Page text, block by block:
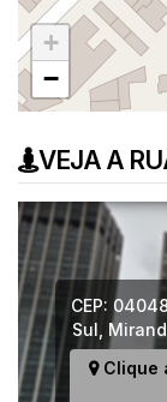
+
−
VEJA A
CEP:
Sul
Clique